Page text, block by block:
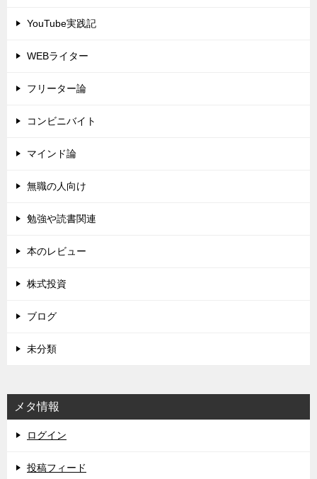
YouTube実践記
WEBライター
フリーター論
コンビニバイト
マインド論
無職の人向け
勉強や読書関連
本のレビュー
株式投資
ブログ
未分類
メタ情報
ログイン
投稿フィード